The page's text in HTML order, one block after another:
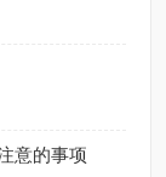
意的事项